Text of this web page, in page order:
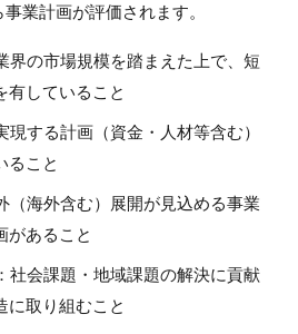
業計画が評価されます。
界の市場規模を踏まえた上で、短
有していること
する計画（資金・人材等含む）
ること
（海外含む）展開が見込める事業
があること
社会課題・地域課題の解決に貢献
に取り組むこと